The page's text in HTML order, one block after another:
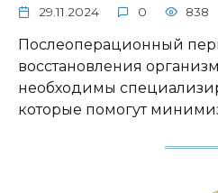
29.11.2024 0 838
Послеоперационный
восстановления
необходимы
которые помогут